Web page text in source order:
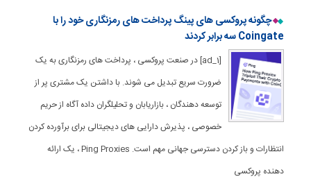
چگونه پروکسی های پینگ پرداخت های رمزنگاری خود را با
Coingate سه برابر کردند
[ad_1] در صنعت پروکسی ، پرداخت های رمزنگاری به یک
ضرورت سریع تبدیل می شوند. با داشتن یک مشتری پر از
توسعه دهندگان ، بازاریابان و تحلیلگران داده آگاه از حریم
خصوصی ، پذیرش دارایی های دیجیتالی برای برآورده کردن
انتظارات و باز کردن دسترسی جهانی مهم است. Ping Proxies ، یک ارائه
دهنده پروکسی